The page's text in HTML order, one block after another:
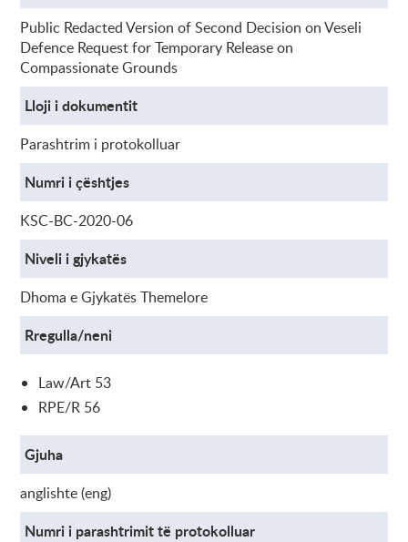
Public Redacted Version of Second Decision on Veseli
Defence Request for Temporary Release on
Compassionate Grounds
Lloji i dokumentit
Parashtrim i protokolluar
Numri i çështjes
KSC-BC-2020-06
Niveli i gjykatës
Dhoma e Gjykatës Themelore
Rregulla/neni
Law/Art 53
RPE/R 56
Gjuha
anglishte (eng)
Numri i parashtrimit të protokolluar